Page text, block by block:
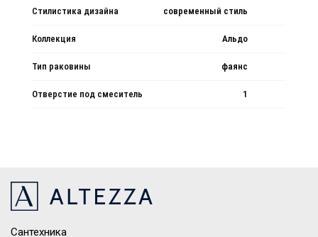
Стилистика дизайна современный стиль
Коллекция Альдо
Тип раковины фаянс
Отверстие под смеситель 1
Сантехника